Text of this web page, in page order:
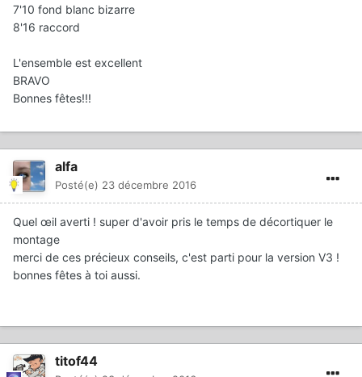
7'10 fond blanc bizarre
8'16 raccord
L'ensemble est excellent
BRAVO
Bonnes fêtes!!!
alfa
Posté(e) 23 décembre 2016
Quel œil averti ! super d'avoir pris le temps de décortiquer le
montage
merci de ces précieux conseils, c'est parti pour la version V3 !
bonnes fêtes à toi aussi.
titof44